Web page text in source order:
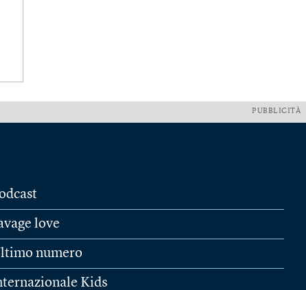
PUBBLICITÀ
love
numero
Kids